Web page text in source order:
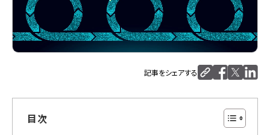
記事をシェアする
目次